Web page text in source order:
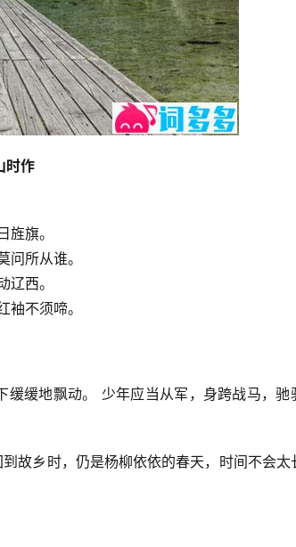
时作
旌旗。
问所从谁。
西。
袖不须啼。
缓地飘动。 少年应当从军，身跨战马，驰
故乡时，仍是杨柳依依的春天，时间不会太